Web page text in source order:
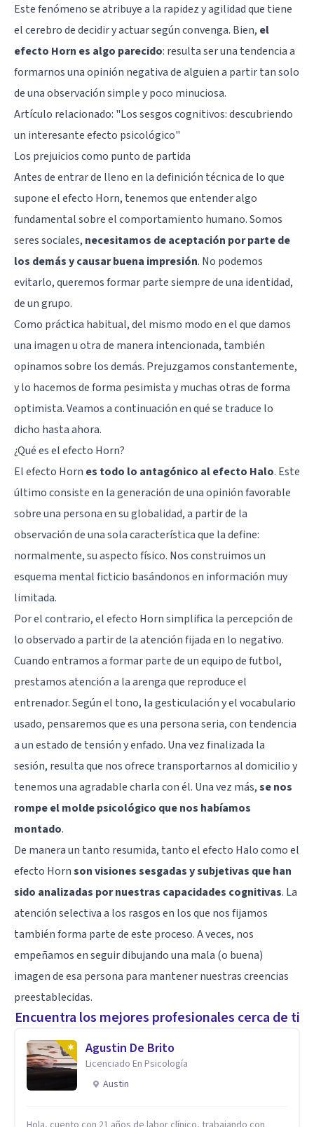
Este fenómeno se atribuye a la rapidez y agilidad que tiene
el cerebro de decidir y actuar según convenga. Bien, el
efecto Horn es algo parecido: resulta ser una tendencia a
formarnos una opinión negativa de alguien a partir tan solo
de una observación simple y poco minuciosa.
Artículo relacionado: "Los sesgos cognitivos: descubriendo
un interesante efecto psicológico"
Los prejuicios como punto de partida
Antes de entrar de lleno en la definición técnica de lo que
supone el efecto Horn, tenemos que entender algo
fundamental sobre el comportamiento humano. Somos
seres sociales, necesitamos de aceptación por parte de
los demás y causar buena impresión. No podemos
evitarlo, queremos formar parte siempre de una identidad,
de un grupo.
Como práctica habitual, del mismo modo en el que damos
una imagen u otra de manera intencionada, también
opinamos sobre los demás. Prejuzgamos constantemente,
y lo hacemos de forma pesimista y muchas otras de forma
optimista. Veamos a continuación en qué se traduce lo
dicho hasta ahora.
¿Qué es el efecto Horn?
El efecto Horn es todo lo antagónico al efecto Halo. Este
último consiste en la generación de una opinión favorable
sobre una persona en su globalidad, a partir de la
observación de una sola característica que la define:
normalmente, su aspecto físico. Nos construimos un
esquema mental ficticio basándonos en información muy
limitada.
Por el contrario, el efecto Horn simplifica la percepción de
lo observado a partir de la atención fijada en lo negativo.
Cuando entramos a formar parte de un equipo de futbol,
prestamos atención a la arenga que reproduce el
entrenador. Según el tono, la gesticulación y el vocabulario
usado, pensaremos que es una persona seria, con tendencia
a un estado de tensión y enfado. Una vez finalizada la
sesión, resulta que nos ofrece transportarnos al domicilio y
tenemos una agradable charla con él. Una vez más,se nos
rompe el molde psicológico que nos habíamos
montado.
De manera un tanto resumida, tanto el efecto Halo como el
efecto Hornson visiones sesgadas y subjetivas que han
sido analizadas por nuestras capacidades cognitivas. La
atención selectiva a los rasgos en los que nos fijamos
también forma parte de este proceso. A veces, nos
empeñamos en seguir dibujando una mala (o buena)
imagen de esa persona para mantener nuestras creencias
preestablecidas.
Encuentra los mejores profesionales cerca de ti
Agustin De Brito
Licenciado En Psicología
Austin